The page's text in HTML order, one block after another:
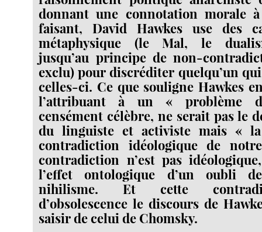
donnant une connotation morale
faisant, David Hawkes use des
métaphysique (le Mal, le
jusqu’au principe de non-
exclu) pour discréditer quelqu’un
celles-ci. Ce que souligne Hawkes
l’attribuant à un « problème
censément célèbre, ne serait pas le
du linguiste et activiste mais «
contradiction idéologique de
contradiction n’est pas
l’effet ontologique d’un oubli
nihilisme. Et cette
d’obsolescence le discours de
saisir de celui de Chomsky.